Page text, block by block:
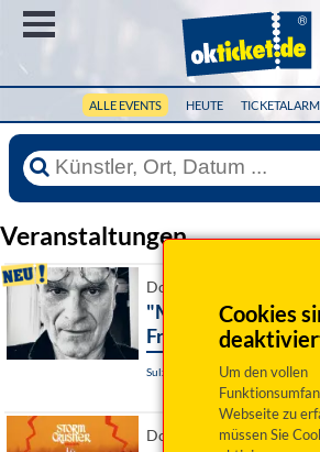
ALLE EVENTS HEUTE TICKETALARM
Cookies
Um den vollen
Webseite zu
müssen Sie
Veranstaltungen
Do 10. September 2026
"Mixing Memory II"
Fritsch
Sulzbach-Rosenberg, Literaturhaus
Do 10. September 2026